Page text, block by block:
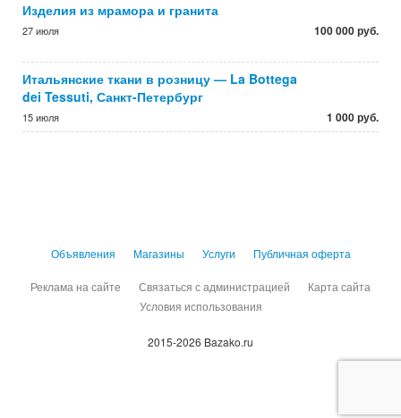
Изделия из мрамора и гранита
27 июля 100 000 руб.
Итальянские ткани в розницу — La Bottega
dei Tessuti, Санкт-Петербург
15 июля 1 000 руб.
Объявления Магазины Услуги Публичная оферта
Реклама на сайте Связаться с администрацией
Карта сайта
Условия использования
2015-2026 Bazako.ru